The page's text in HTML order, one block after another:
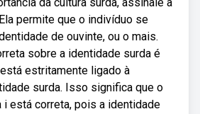
permite que o indivíduo se
de ouvinte, ou o mais.
sobre a identidade surda é
estritamente ligado à
surda. Isso significa que o
i está correta, pois a identidade